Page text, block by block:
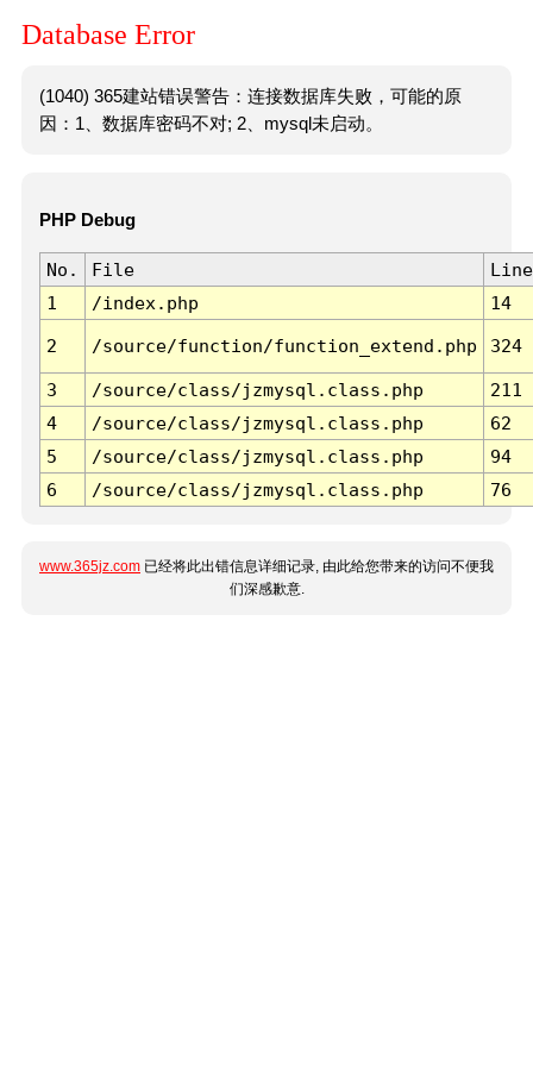
Database Error
(1040) 365建站错误警告：连接数据库失败，可能的原
因：1、数据库密码不对; 2、mysql未启动。
PHP Debug
No. File
Line
1
/index.php 14
2 /source/function/function_extend.php 324
3 /source/class/jzmysql.class.php
211
4
/source/class/jzmysql.class.php
62
5
/source/class/jzmysql.class.php
94
6
/source/class/jzmysql.class.php 76
www.365jz.com 已经将此出错信息详细记录, 由此给您带来的访问不便我
们深感歉意.